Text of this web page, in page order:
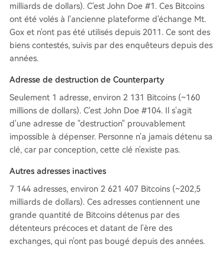
milliards de dollars). C'est John Doe #1. Ces Bitcoins
ont été volés à l'ancienne plateforme d'échange Mt.
Gox et n'ont pas été utilisés depuis 2011. Ce sont des
biens contestés, suivis par des enquêteurs depuis des
années.
Adresse de destruction de Counterparty
Seulement 1 adresse, environ 2 131 Bitcoins (~160
millions de dollars). C'est John Doe #104. Il s'agit
d'une adresse de "destruction" prouvablement
impossible à dépenser. Personne n'a jamais détenu sa
clé, car par conception, cette clé n'existe pas.
Autres adresses inactives
7 144 adresses, environ 2 621 407 Bitcoins (~202,5
milliards de dollars). Ces adresses contiennent une
grande quantité de Bitcoins détenus par des
détenteurs précoces et datant de l'ère des
exchanges, qui n'ont pas bougé depuis des années.